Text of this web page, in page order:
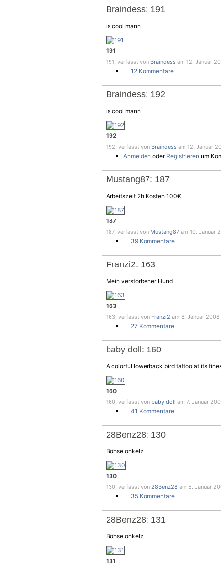
Braindess: 191
is cool mann
191
191, verfasst von Braindess am 12. Januar
12 Kommentare
Braindess: 192
is cool mann
192
192, verfasst von Braindess am 12. Januar
Anmelden oder Registrieren um
Mustang87: 187
Arbeitszeit 2h Kosten 100€
187
187, verfasst von Mustang87 am 10. Januar
39 Kommentare
Franzi2: 163
Mein verstorbener Hund
163
163, verfasst von Franzi2 am 8. Januar 2008
27 Kommentare
baby doll: 160
A colorful lowerback bird tattoo at its
160
160, verfasst von baby doll am 7. Januar
41 Kommentare
28Benz28: 130
Böhse onkelz
130
130, verfasst von 28Benz28 am 5. Januar
35 Kommentare
28Benz28: 131
Böhse onkelz
131